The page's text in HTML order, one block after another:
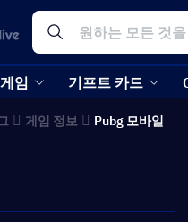
게임 기프트 카드
게임 정보 Pubg 모바일